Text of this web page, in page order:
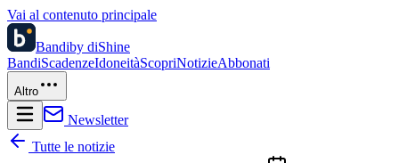
Vai al contenuto principale
Bandiby diShine
BandiScadenzeIdoneitàScopriNotizieAbbonati
Altro
Newsletter
Tutte le notizie